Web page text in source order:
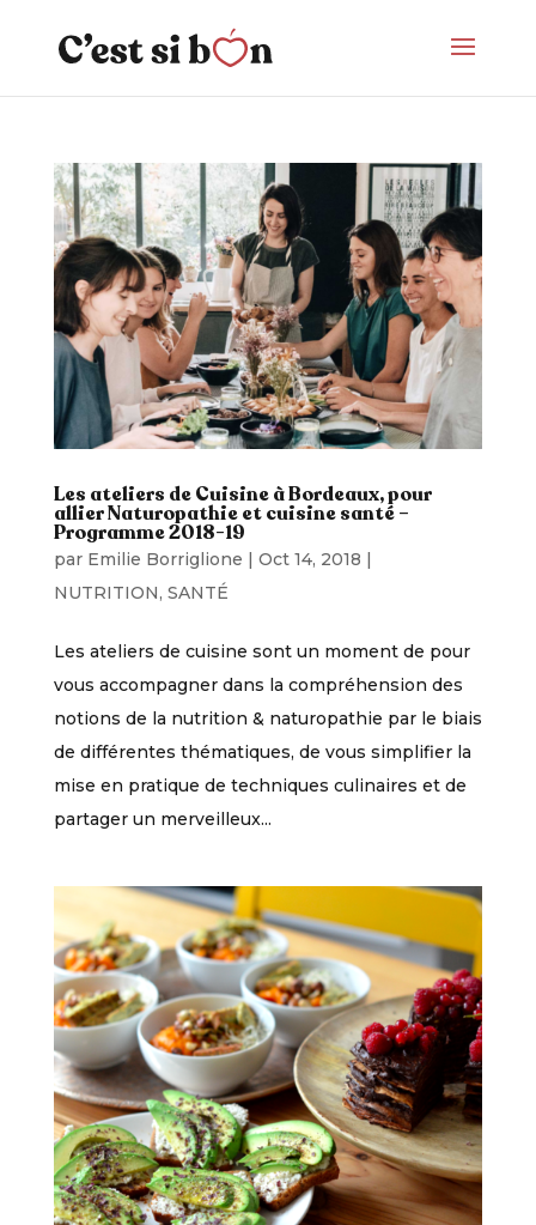
Les ateliers de Cuisine à Bordeaux, pour
allier Naturopathie et cuisine santé –
Programme 2018-19
par Emilie Borriglione | Oct 14, 2018 |
NUTRITION, SANTÉ
Les ateliers de cuisine sont un moment de pour
vous accompagner dans la compréhension des
notions de la nutrition & naturopathie par le biais
de différentes thématiques, de vous simplifier la
mise en pratique de techniques culinaires et de
partager un merveilleux...